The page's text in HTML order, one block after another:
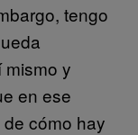
tengo
mismo y
en ese
cómo hay